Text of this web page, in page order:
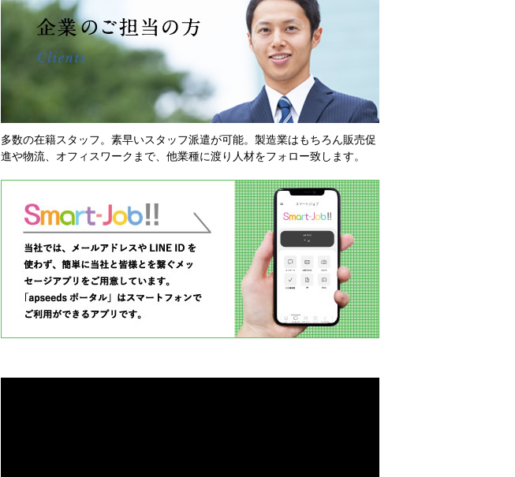
多数の在籍スタッフ。素早いスタッフ派遣が可能。製造業はもちろん販売促
進や物流、オフィスワークまで、他業種に渡り人材をフォロー致します。